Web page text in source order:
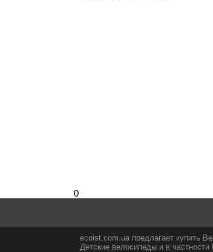
0
ecoist.com.ua предлагает купить
Детские велосипеды и в